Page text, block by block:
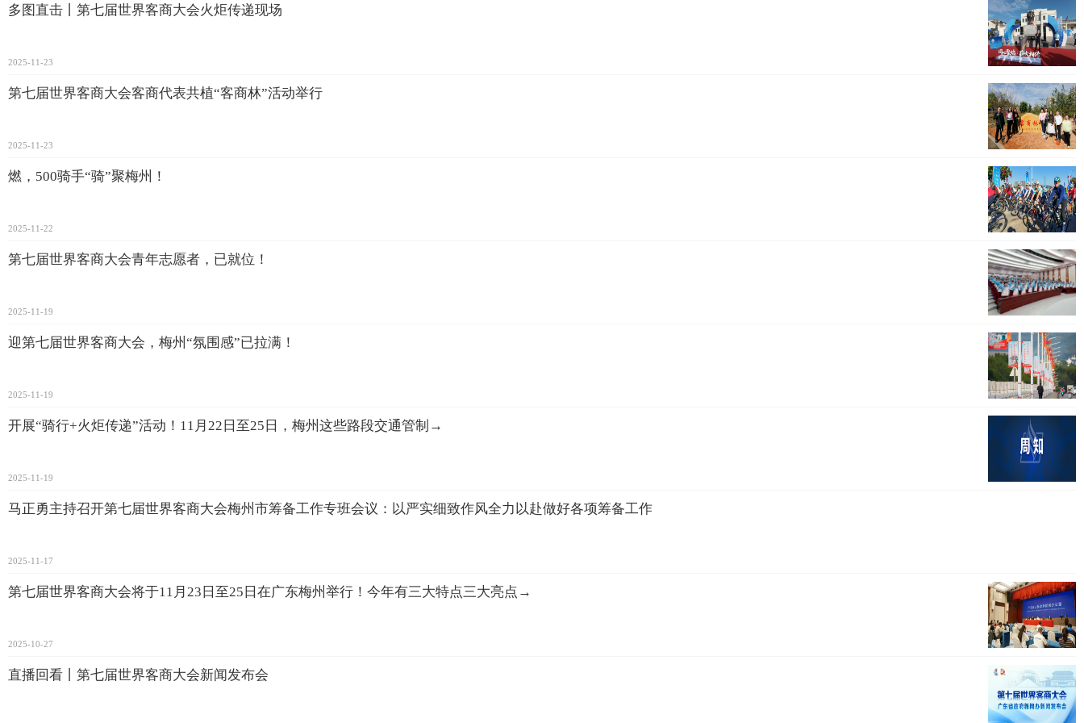
多图直击丨第七届世界客商大会火炬传递现场
2025-11-23
第七届世界客商大会客商代表共植“客商林”活动举行
2025-11-23
燃，500骑手“骑”聚梅州！
2025-11-22
第七届世界客商大会青年志愿者，已就位！
2025-11-19
迎第七届世界客商大会，梅州“氛围感”已拉满！
2025-11-19
开展“骑行+火炬传递”活动！11月22日至25日，梅州这些路段交通管制→
2025-11-19
马正勇主持召开第七届世界客商大会梅州市筹备工作专班会议：以严实细致作风全力以赴做好各项筹备工作
2025-11-17
第七届世界客商大会将于11月23日至25日在广东梅州举行！今年有三大特点三大亮点→
2025-10-27
直播回看丨第七届世界客商大会新闻发布会